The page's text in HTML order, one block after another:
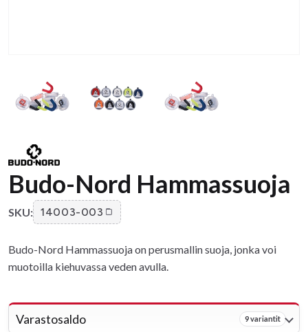
Budo-Nord Hammassuoja
SKU: 14003-003
Budo-Nord Hammassuoja on perusmallin suoja, jonka voi
muotoilla kiehuvassa veden avulla.
Varastosaldo 9 variantit